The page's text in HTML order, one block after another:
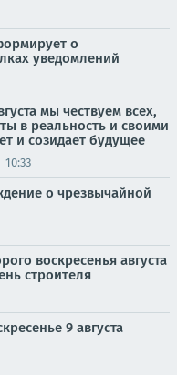
о
уведомлений
мы чествуем всех,
в реальность и своими
и созидает будущее
10:33
о чрезвычайной
воскресенья августа
строителя
9 августа